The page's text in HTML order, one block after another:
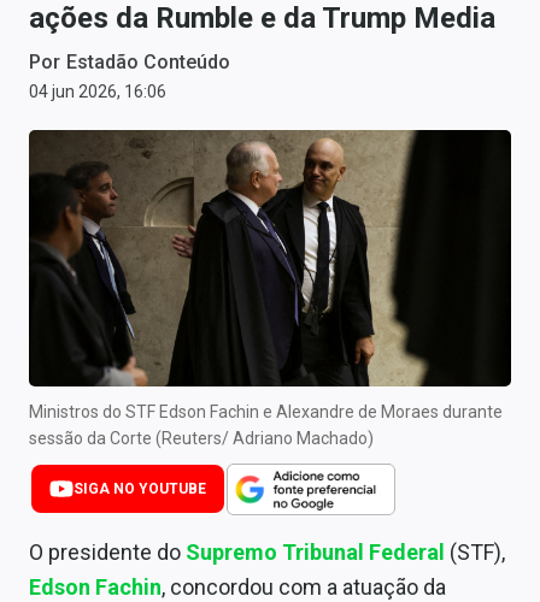
Anuncie
Últimas Notícias
Cotações
Comprar ou vender?
Carteiras Recomendadas
Central de Dividendos
Central de Fundos Imobiliários
Central dos IPOs
Renda Fixa
Finanças Pessoais
ações da Rumble e da Trump Media
Por Estadão Conteúdo
04 jun 2026, 16:06
Ministros do STF Edson Fachin e Alexandre de Moraes durante
sessão da Corte (Reuters/ Adriano Machado)
SIGA NO YOUTUBE
O presidente do Supremo Tribunal Federal (STF),
Edson Fachin, concordou com a atuação da